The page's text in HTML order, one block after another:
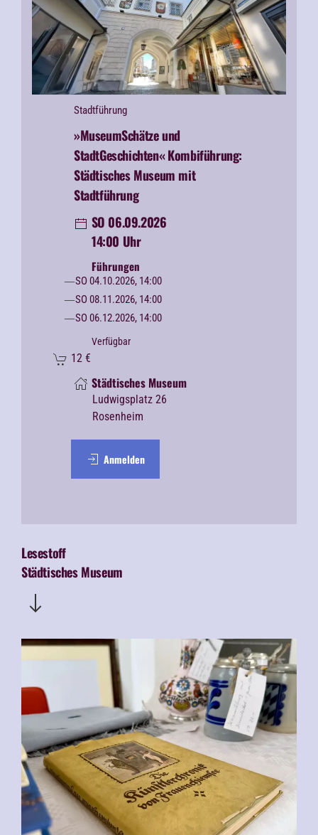
Stadtführung
»MuseumSchätze und
StadtGeschichten«Kombiführung:
Städtisches Museum mit
Stadtführung
SO 06.09.2026
14:00 Uhr
Führungen
SO 04.10.2026, 14:00
SO 08.11.2026, 14:00
SO 06.12.2026, 14:00
Verfügbar
12 €
Städtisches Museum
Ludwigsplatz 26
Rosenheim
Anmelden
Lesestoff
Städtisches Museum